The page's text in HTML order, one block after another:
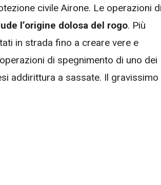
civile Airone. Le operazioni
l’origine dolosa del rogo. Più
in strada fino a creare vere e
di spegnimento di uno dei
addirittura a sassate. Il gravissimo